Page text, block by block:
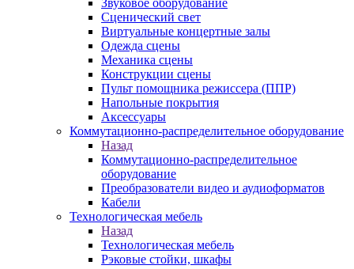
Звуковое оборудование
Сценический свет
Виртуальные концертные залы
Одежда сцены
Механика сцены
Конструкции сцены
Пульт помощника режиссера (ППР)
Напольные покрытия
Аксессуары
Коммутационно-распределительное оборудование
Назад
Коммутационно-распределительное
оборудование
Преобразователи видео и аудиоформатов
Кабели
Технологическая мебель
Назад
Технологическая мебель
Рэковые стойки, шкафы